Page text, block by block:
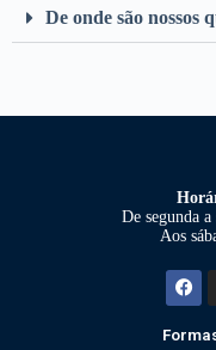
De onde são nossos
De segunda
Aos